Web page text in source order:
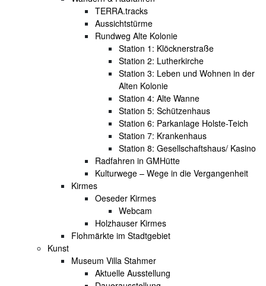
TERRA.tracks
Aussichtstürme
Rundweg Alte Kolonie
Station 1: Klöcknerstraße
Station 2: Lutherkirche
Station 3: Leben und Wohnen in der
Alten Kolonie
Station 4: Alte Wanne
Station 5: Schützenhaus
Station 6: Parkanlage Holste-Teich
Station 7: Krankenhaus
Station 8: Gesellschaftshaus/ Kasino
Radfahren in GMHütte
Kulturwege – Wege in die Vergangenheit
Kirmes
Oeseder Kirmes
Webcam
Holzhauser Kirmes
Flohmärkte im Stadtgebiet
Kunst
Museum Villa Stahmer
Aktuelle Ausstellung